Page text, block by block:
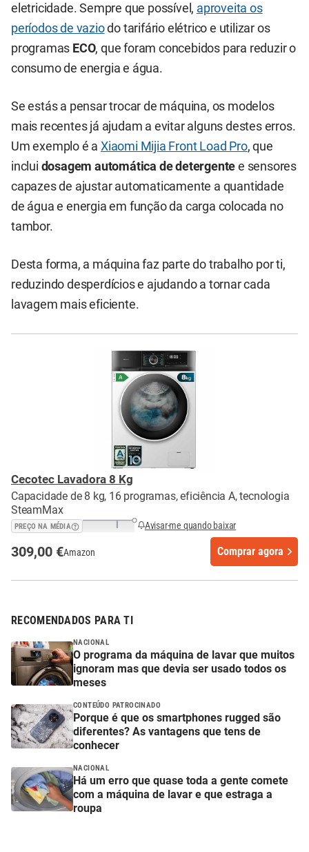
eletricidade. Sempre que possível, aproveita os
períodos de vaziodo tarifário elétrico e utilizar os
programas ECO, que foram concebidos para reduzir o
consumo de energia e água.
Se estás a pensar trocar de máquina, os modelos
mais recentes já ajudam a evitar alguns destes erros.
Um exemplo é aXiaomi Mijia Front Load Pro, que
inclui dosagem automática de detergente e sensores
capazes de ajustar automaticamente a quantidade
de água e energia em função da carga colocada no
tambor.
Desta forma, a máquina faz parte do trabalho por ti,
reduzindo desperdícios e ajudando a tornar cada
lavagem mais eficiente.
Cecotec Lavadora 8 Kg
Capacidade de 8 kg, 16 programas, eficiência A, tecnologia
SteamMax
PREÇO NA MÉDIA Avisar-me quando baixar
309,00 €Amazon Comprar agora
RECOMENDADOS PARA TI
NACIONAL
O programa da máquina de lavar que muitos
ignoram mas que devia ser usado todos os
meses
CONTEÚDO PATROCINADO
Porque é que os smartphones rugged são
diferentes? As vantagens que tens de
conhecer
NACIONAL
Há um erro que quase toda a gente comete
com a máquina de lavar e que estraga a
roupa